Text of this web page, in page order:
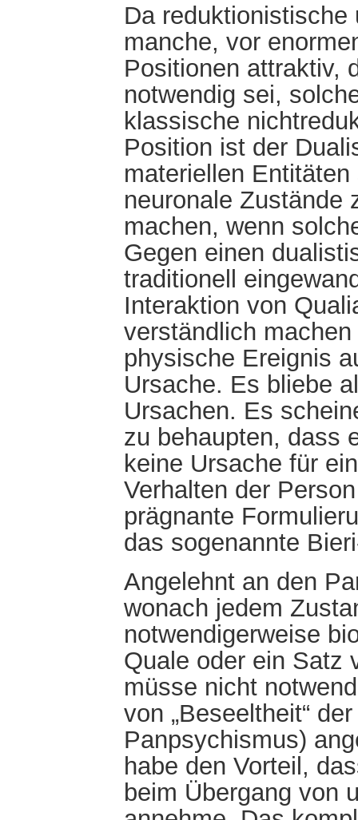
Da
manche, vor
Positionen attraktiv,
notwendig sei,
klassische
Position ist der
materiellen
neuronale Zustände
machen, wenn
Gegen einen
traditionell
Interaktion von
verständlich
physische Ereignis
Ursache. Es bliebe
Ursachen. Es
zu behaupten, dass
keine Ursache für
Verhalten der
prägnante
das sogenannte
Angelehnt an den
wonach jedem
notwendigerweise
Quale oder ein Satz
müsse nicht
von „Beseeltheit“
Panpsychismus)
habe den Vorteil,
beim Übergang von